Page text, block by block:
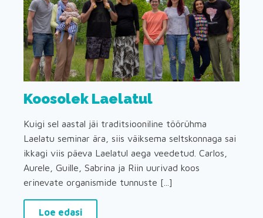
Koosolek Laelatul
Kuigi sel aastal jäi traditsiooniline töörühma
Laelatu seminar ära, siis väiksema seltskonnaga sai
ikkagi viis päeva Laelatul aega veedetud. Carlos,
Aurele, Guille, Sabrina ja Riin uurivad koos
erinevate organismide tunnuste [...]
Loe edasi